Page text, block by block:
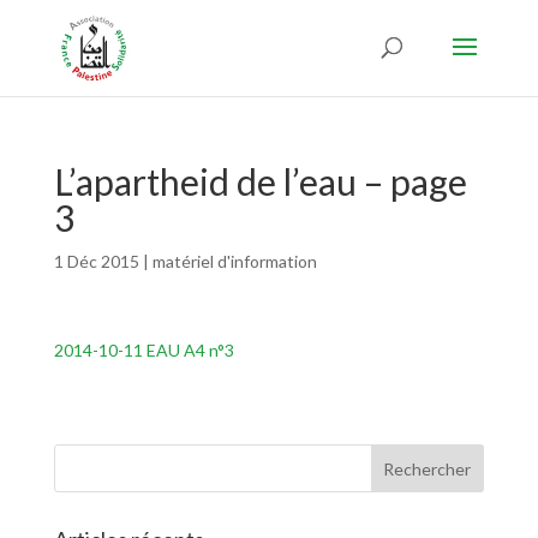
L’apartheid de l’eau – page
3
1 Déc 2015 | matériel d'information
2014-10-11 EAU A4 n°3